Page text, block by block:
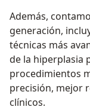
Además,
generación,
técnicas más
de la hiperplasia
procedimientos
precisión, mejor
clínicos.